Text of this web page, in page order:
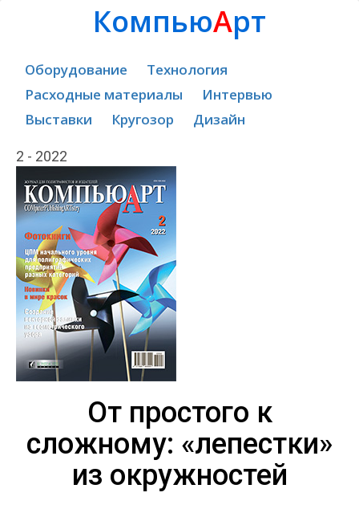
КомпьюАрт
Оборудование
Технология
Расходные материалы
Интервью
Выставки
Кругозор Дизайн
2 - 2022
От простого к
сложному: «лепестки»
из окружностей